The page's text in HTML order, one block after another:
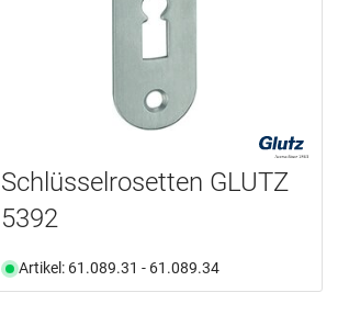
Schlüsselrosetten GLUTZ
5392
Artikel: 61.089.31 - 61.089.34